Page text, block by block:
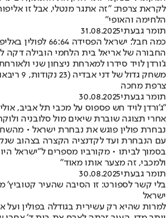
לקראת צרפת: "זה אתגר מנטלי, אבל זו
הלחימה והאופי"
תומר גבעתי31.08.2025
כמה חבל: ישראל הפסידה 66:64 לפולין באליפות אירופה
החבורה של אריאל בית הלחמי הובילה דקה
ג'ורדן לויד סידרו למארחת ניצחון שני
משחק גדול
צרפת מחכה
תומר גבעתי30.08.2025
"ג'ורדן לויד חש פספוס על מכבי תל אביב,
אחרי תצוגה שוברת שיאים מול סלובניה
נבחרת פולין פוגש את נבחרת ישראל •
עם הנבחרת ועד לקדנציה הקצרה בצהוב
בסמוך לביתו • מקורביו מספרים ל"ישראל
ולמכבי, זה מצער אותו מאוד"
תומר גבעתי30.08.2025
בלי קשר לספורט: זו הסיבה שהעיר
ישראל
למרות שהיא רק עשירית בגודלה בפולין